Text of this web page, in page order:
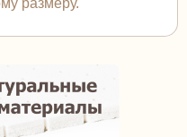
размеру.